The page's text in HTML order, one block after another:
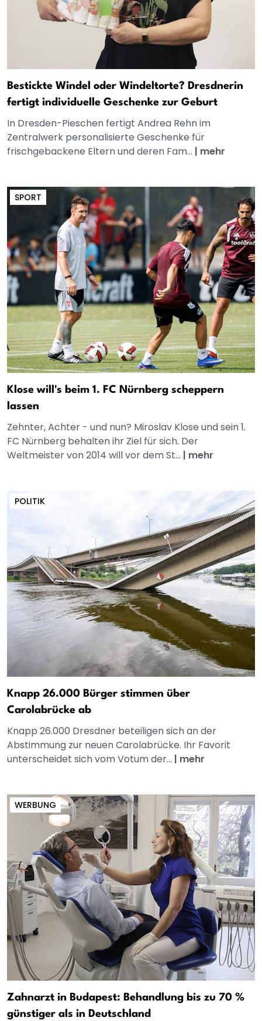
Bestickte Windel oder Windeltorte? Dresdnerin
fertigt individuelle Geschenke zur Geburt
In Dresden-Pieschen fertigt Andrea Rehn im
Zentralwerk personalisierte Geschenke für
frischgebackene Eltern und deren Fam... | mehr
SPORT
Klose will's beim 1. FC Nürnberg scheppern
lassen
Zehnter, Achter - und nun? Miroslav Klose und sein 1.
FC Nürnberg behalten ihr Ziel für sich. Der
Weltmeister von 2014 will vor dem St... | mehr
POLITIK
Knapp 26.000 Bürger stimmen über
Carolabrücke ab
Knapp 26.000 Dresdner beteiligen sich an der
Abstimmung zur neuen Carolabrücke. Ihr Favorit
unterscheidet sich vom Votum der... | mehr
WERBUNG
Zahnarzt in Budapest: Behandlung bis zu 70 %
günstiger als in Deutschland